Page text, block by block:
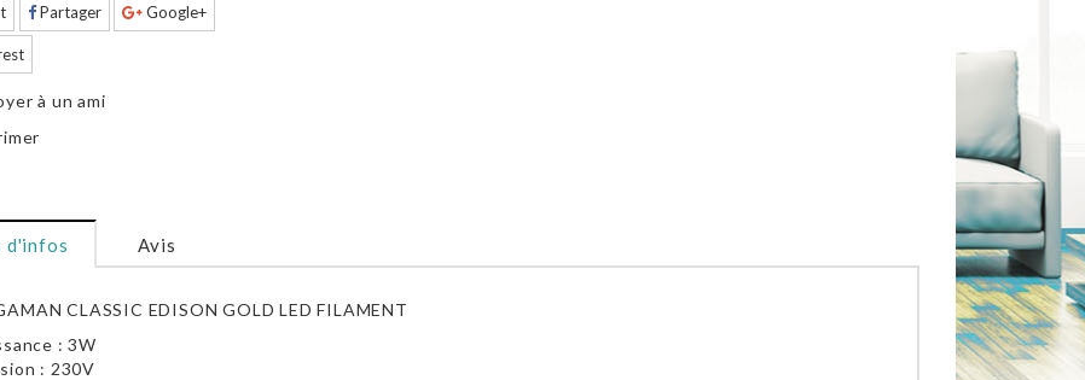
Partager Google+
à un ami
d'infos Avis
CLASSIC EDISON GOLD LED FILAMENT
: 3W
: 230V